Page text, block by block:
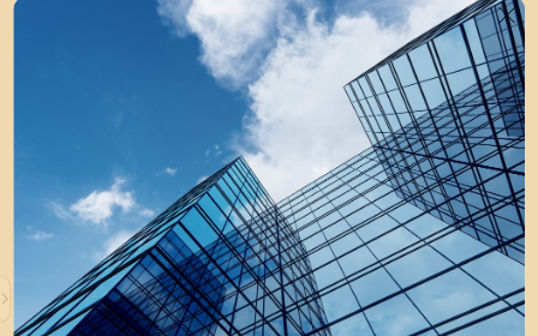
В районе метро «Нагатинский Затон» открылся
велопешеходный мост
Мост, соединяющий берега Москвы-реки, рассчитан
на 10 тыс. пешеходов и велосипедистов в сутки.
металлоконструкции сталь
18 сентября 2024